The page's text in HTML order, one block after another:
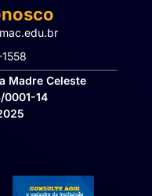
Madre Celeste
0001-14